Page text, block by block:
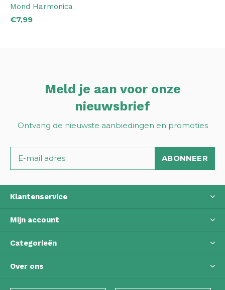
Mond Harmonica
€7,99
Meld je aan voor onze
nieuwsbrief
Ontvang de nieuwste aanbiedingen en promoties
ABONNEER
Klantenservice
Mijn account
Categorieën
Over ons